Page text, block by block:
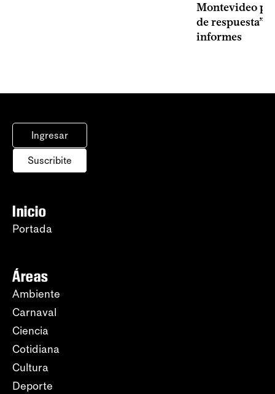
Montevideo
de respuesta”
informes
Ingresar
Suscribite
Inicio
Portada
Áreas
Ambiente
Carnaval
Ciencia
Cotidiana
Cultura
Deporte